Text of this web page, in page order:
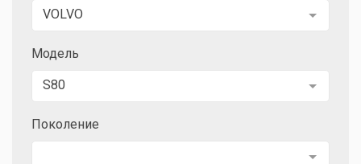
VOLVO
Модель
S80
Поколение